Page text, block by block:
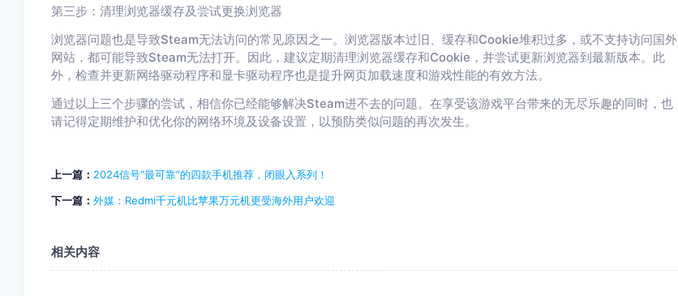
第三步：清理浏览器缓存及尝试更换浏览器
浏览器问题也是导致Steam无法访问的常见原因之一。浏览器版本过旧、缓存和Cookie堆积过多，或不支持访问国外
网站，都可能导致Steam无法打开。因此，建议定期清理浏览器缓存和Cookie，并尝试更新浏览器到最新版本。此
外，检查并更新网络驱动程序和显卡驱动程序也是提升网页加载速度和游戏性能的有效方法。
通过以上三个步骤的尝试，相信你已经能够解决Steam进不去的问题。在享受该游戏平台带来的无尽乐趣的同时，也
请记得定期维护和优化你的网络环境及设备设置，以预防类似问题的再次发生。
上一篇： 2024信号“最可靠”的四款手机推荐，闭眼入系列！
下一篇： 外媒：Redmi千元机比苹果万元机更受海外用户欢迎
相关内容